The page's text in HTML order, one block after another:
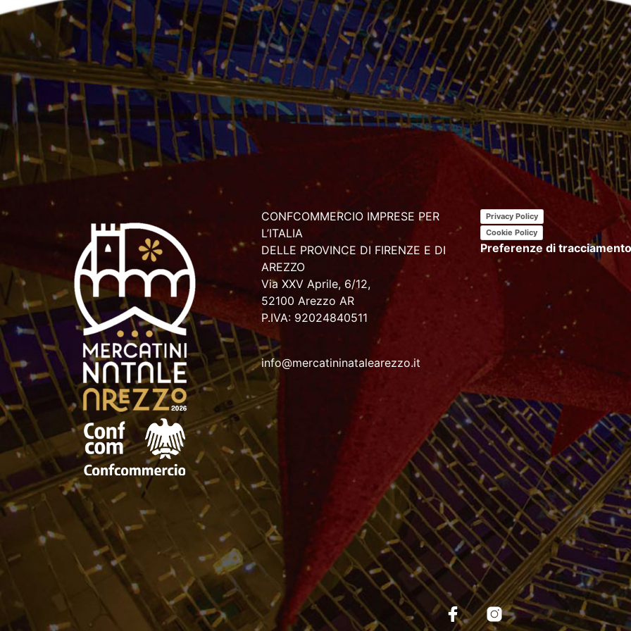
CONFCOMMERCIO IMPRESE PER
L’ITALIA
DELLE PROVINCE DI FIRENZE E DI
AREZZO
Via XXV Aprile, 6/12,
52100 Arezzo AR
P.IVA: 92024840511
info@mercatininatalearezzo.it
Privacy Policy
Cookie Policy
Preferenze di tracciamento